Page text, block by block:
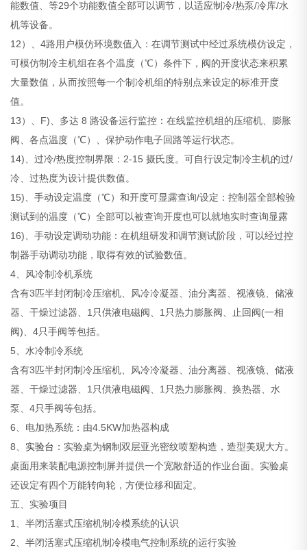
能数值、等29个功能数值全部可以调节，以适应制冷/热泵/冷库/水
机等设备。
12）、4路用户模仿环境数值入：在调节测试中经过系统模仿设定，
可模仿制冷主机组在各个温度（℃）条件下，阀的开度状态来积累
大量数值，从而按照每一个制冷机组的特别点来设定的标准开度
值。
13）、F)、多达 8 路设备运行监控：在线监控机组的压缩机、膨胀
阀、各点温度（℃）、保护动作电子回路等运行状态。
14)、过冷/热度控制界限：2-15 摄氏度。可自行设定制冷主机的过/
冷、过热度为设计提供数值。
15)、手动设定温度（℃）和开度可显露查询/设定：控制器全部检验
测试到的温度（℃）全部可以被查询开度也可以就地实时查询显露
16)、手动设定调动功能：在机组研发和调节测试阶段，可以经过控
制器手动调动功能，取得有效的试验数值。
4、风冷制冷机系统
含有3匹半封闭制冷压缩机、风冷冷凝器、油分离器、视液镜、储液
器、干燥过滤器、1只供液电磁阀、1只热力膨胀阀、止回阀(一相
阀)、4只手阀等包括。
5、水冷制冷系统
含有3匹半封闭制冷压缩机、风冷冷凝器、油分离器、视液镜、储液
器、干燥过滤器、1只供液电磁阀、1只热力膨胀阀、换热器、水
泵、4只手阀等包括。
6、电加热系统：由4.5KW加热器构成
8、 实验台 ：实验桌为钢制双层亚光密纹喷塑构造，造型美观大方。
桌面用来装配电源控制屏并提供一个宽敞舒适的作业台面。实验桌
还设定有四个万能转向轮，方便位移和固定。
五、实验项目
1、半闭活塞式压缩机制冷模系统的认识
2、半闭活塞式压缩机制冷模电气控制系统的运行实验